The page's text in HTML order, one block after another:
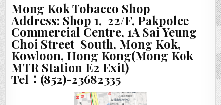
Mong Kok Tobacco Shop
Address: Shop 1, 22/F, Pakpolee
Commercial Centre, 1A Sai Yeung
Choi Street South, Mong Kok,
Kowloon, Hong Kong(Mong Kok
MTR Station E2 Exit)
Tel：(852)-23682335